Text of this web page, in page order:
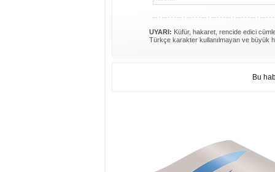
UYARI: Küfür, hakaret, rencide edici
Türkçe karakter kullanılmayan ve büyük
Bu